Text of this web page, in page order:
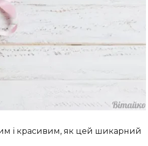
і красивим, як цей шикарний